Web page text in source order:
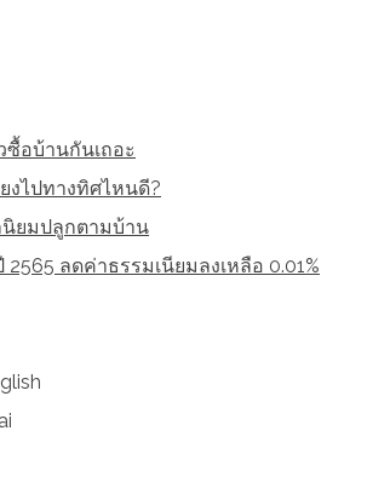
ซื้อบ้านกันเถอะ
งไปทางทิศไหนดี?
ยมปลูกตามบ้าน
ลดค่าธรรมเนียมลงเหลือ 0.01%